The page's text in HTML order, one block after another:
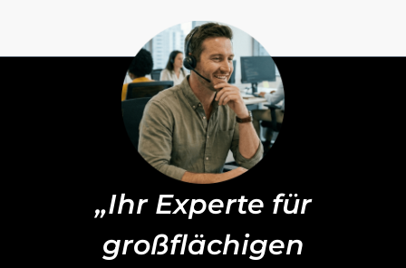
„Ihr Experte für
großflächigen